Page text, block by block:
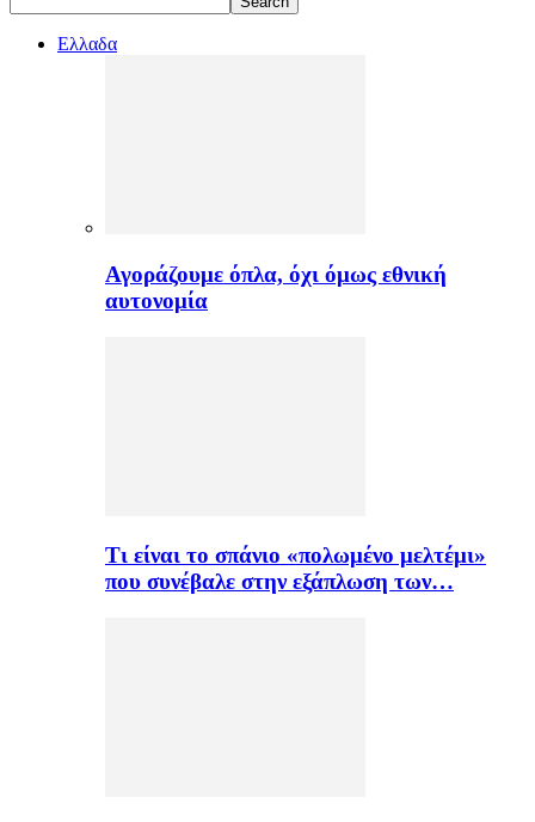
Ελλαδα
Αγοράζουμε όπλα, όχι όμως εθνική
αυτονομία
Τι είναι το σπάνιο «πολωμένο μελτέμι»
που συνέβαλε στην εξάπλωση των…